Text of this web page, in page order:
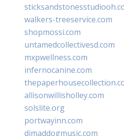
walkers-treeservice.com
shopmossi.com
untamedcollectivesd.com
mxpwellness.com
infernocanine.com
allisonwillisholley.com
solslite.org
portwayinn.com
djmaddogmusic.com